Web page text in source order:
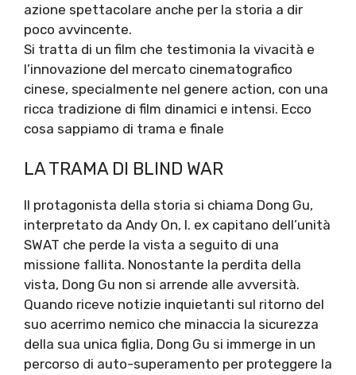
azione spettacolare anche per la storia a dir
poco avvincente.
Si tratta di un film che testimonia la vivacità e
l’innovazione del mercato cinematografico
cinese, specialmente nel genere action, con una
ricca tradizione di film dinamici e intensi. Ecco
cosa sappiamo di trama e finale
LA TRAMA DI BLIND WAR
Il protagonista della storia si chiama Dong Gu,
interpretato da Andy On, I. ex capitano dell’unità
SWAT che perde la vista a seguito di una
missione fallita. Nonostante la perdita della
vista, Dong Gu non si arrende alle avversità.
Quando riceve notizie inquietanti sul ritorno del
suo acerrimo nemico che minaccia la sicurezza
della sua unica figlia, Dong Gu si immerge in un
percorso di auto-superamento per proteggere la